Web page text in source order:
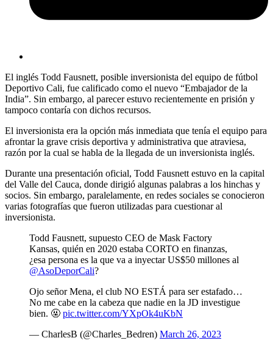
El inglés Todd Fausnett, posible inversionista del equipo de fútbol
Deportivo Cali, fue calificado como el nuevo “Embajador de la
India”. Sin embargo, al parecer estuvo recientemente en prisión y
tampoco contaría con dichos recursos.
El inversionista era la opción más inmediata que tenía el equipo para
afrontar la grave crisis deportiva y administrativa que atraviesa,
razón por la cual se habla de la llegada de un inversionista inglés.
Durante una presentación oficial, Todd Fausnett estuvo en la capital
del Valle del Cauca, donde dirigió algunas palabras a los hinchas y
socios. Sin embargo, paralelamente, en redes sociales se conocieron
varias fotografías que fueron utilizadas para cuestionar al
inversionista.
Todd Fausnett, supuesto CEO de Mask Factory
Kansas, quién en 2020 estaba CORTO en finanzas,
¿esa persona es la que va a inyectar US$50 millones al
@AsoDeporCali?
Ojo señor Mena, el club NO ESTÁ para ser estafado…
No me cabe en la cabeza que nadie en la JD investigue
bien. 🤬 pic.twitter.com/YXpOk4uKbN
— CharlesB (@Charles_Bedren) March 26, 2023